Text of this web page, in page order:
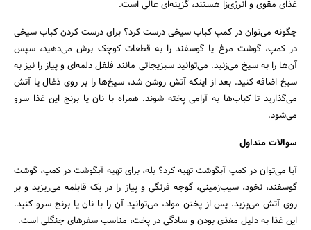
غذای مقوی و انرژی‌زا هستند، گزینه‌ای عالی است.
چگونه می‌توان در کمپ کباب سیخی درست کرد؟ برای درست کردن کباب سیخی
در کمپ، گوشت مرغ یا گوسفند را به قطعات کوچک برش می‌دهید، سپس
آن‌ها را به سیخ می‌زنید. می‌توانید سبزیجاتی مانند فلفل دلمه‌ای و پیاز را نیز به
سیخ اضافه کنید. بعد از اینکه آتش روشن شد، سیخ‌ها را بر روی ذغال یا آتش
می‌گذارید تا کباب‌ها به آرامی پخته شوند. همراه با نان یا برنج این غذا سرو
می‌شود.
سوالات متداول
آیا می‌توان در کمپ آبگوشت تهیه کرد؟ بله، برای تهیه آبگوشت در کمپ، گوشت
گوسفند، نخود، سیب‌زمینی، گوجه فرنگی و پیاز را در یک قابلمه می‌ریزید و بر
روی آتش می‌پزید. پس از پختن مواد، می‌توانید آن را با نان یا برنج سرو کنید.
این غذا به دلیل مغذی بودن و سادگی در پخت، مناسب سفرهای جنگلی است.